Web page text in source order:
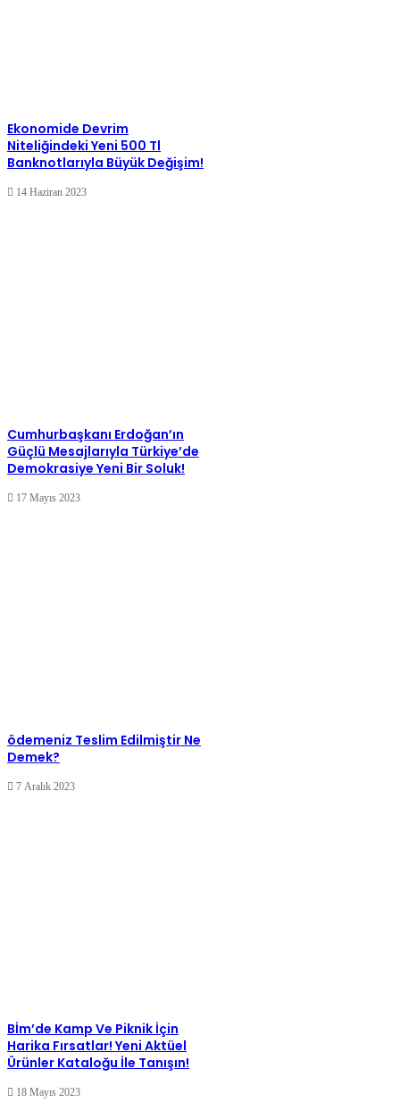
Ekonomide Devrim
Niteliğindeki Yeni 500 Tl
Banknotlarıyla Büyük Değişim!
14 Haziran 2023
Cumhurbaşkanı Erdoğan’ın
Güçlü Mesajlarıyla Türkiye’de
Demokrasiye Yeni Bir Soluk!
17 Mayıs 2023
ödemeniz Teslim Edilmiştir Ne
Demek?
7 Aralık 2023
Bİm’de Kamp Ve Piknik İçin
Harika Fırsatlar! Yeni Aktüel
Ürünler Kataloğu İle Tanışın!
18 Mayıs 2023